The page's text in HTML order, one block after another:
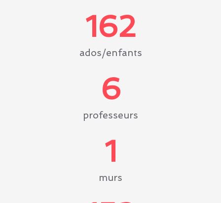
ados/enfants
171
professeurs
7
murs
2